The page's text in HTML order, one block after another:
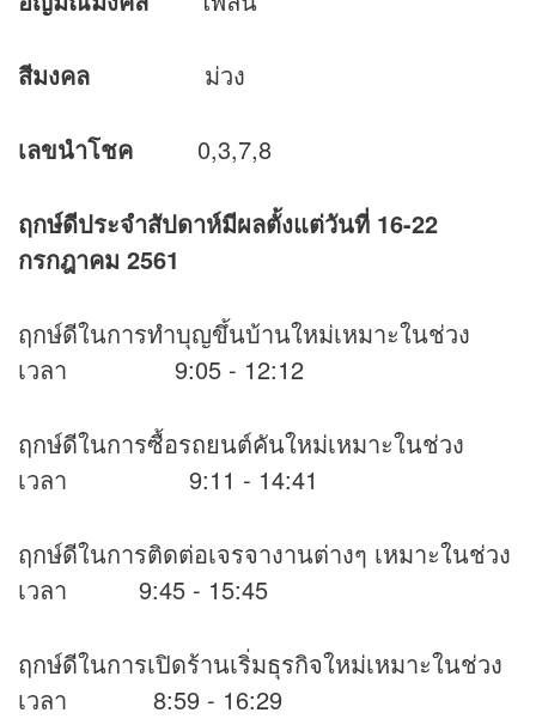
สีมงคล ม่วง
เลขนำโชค 0,3,7,8
ฤกษ์ดีประจำสัปดาห์มีผลตั้งแต่วันที่ 16-22
กรกฎาคม 2561
ฤกษ์ดีในการทำบุญขึ้นบ้านใหม่เหมาะในช่วง
เวลา 9:05 - 12:12
ฤกษ์ดีในการซื้อรถยนต์คันใหม่เหมาะในช่วง
เวลา 9:11 - 14:41
ฤกษ์ดีในการติดต่อเจรจางานต่างๆ เหมาะในช่วง
เวลา 9:45 - 15:45
ฤกษ์ดีในการเปิดร้านเริ่มธุรกิจใหม่เหมาะในช่วง
เวลา 8:59 - 16:29